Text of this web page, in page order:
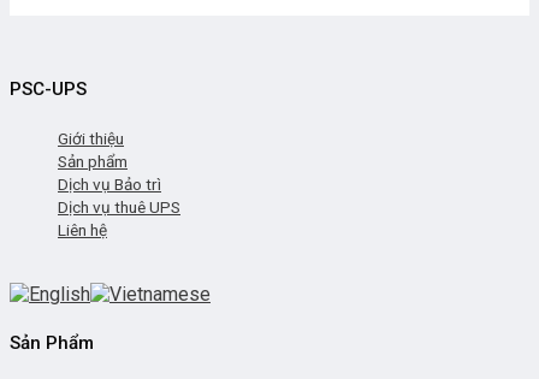
PSC-UPS
Giới thiệu
Sản phẩm
Dịch vụ Bảo trì
Dịch vụ thuê UPS
Liên hệ
Sản Phẩm